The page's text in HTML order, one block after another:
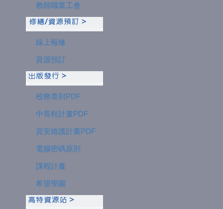
教師職業工會
線上報修
資源預訂
校務章則PDF
中長程計畫PDF
資安維護計畫PDF
電腦密碼原則
課程計畫
希望學園